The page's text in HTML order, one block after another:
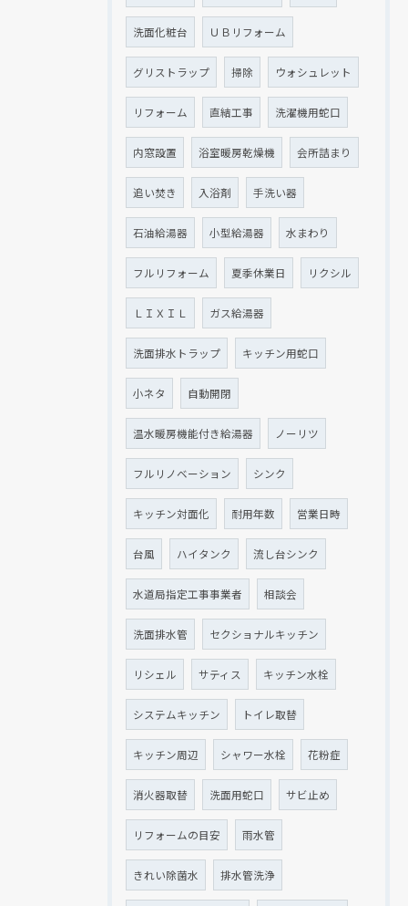
洗面化粧台 ＵＢリフォーム
グリストラップ 掃除 ウォシュレット
リフォーム 直結工事 洗濯機用蛇口
内窓設置 浴室暖房乾燥機 会所詰まり
追い焚き 入浴剤 手洗い器
石油給湯器 小型給湯器 水まわり
フルリフォーム 夏季休業日 リクシル
ＬＩＸＩＬ ガス給湯器
洗面排水トラップ キッチン用蛇口
小ネタ 自動開閉
温水暖房機能付き給湯器 ノーリツ
フルリノベーション シンク
キッチン対面化 耐用年数 営業日時
台風 ハイタンク 流し台シンク
水道局指定工事事業者 相談会
洗面排水管 セクショナルキッチン
リシェル サティス キッチン水栓
システムキッチン トイレ取替
キッチン周辺 シャワー水栓 花粉症
消火器取替 洗面用蛇口 サビ止め
リフォームの目安 雨水管
きれい除菌水 排水管洗浄